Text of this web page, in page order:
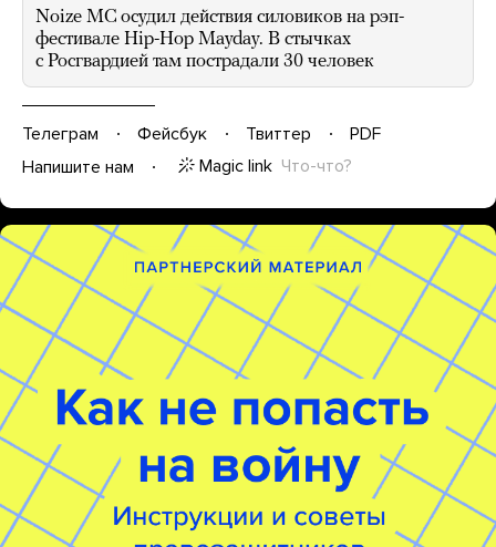
Noize MC осудил действия силовиков на рэп-
фестивале Hip-Hop Mayday. В стычках
с Росгвардией там пострадали 30 человек
Телеграм Фейсбук Твиттер
PDF
Напишите нам
Magic link Что-что?